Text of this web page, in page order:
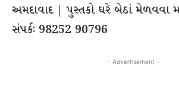
અમદાવાદ | પુસ્તકો ઘરે બેઠાં મેળવવા
સંપર્કઃ 98252 90796
- Advertisement -